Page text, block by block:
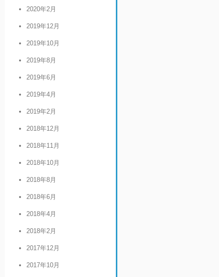
2020年2月
2019年12月
2019年10月
2019年8月
2019年6月
2019年4月
2019年2月
2018年12月
2018年11月
2018年10月
2018年8月
2018年6月
2018年4月
2018年2月
2017年12月
2017年10月